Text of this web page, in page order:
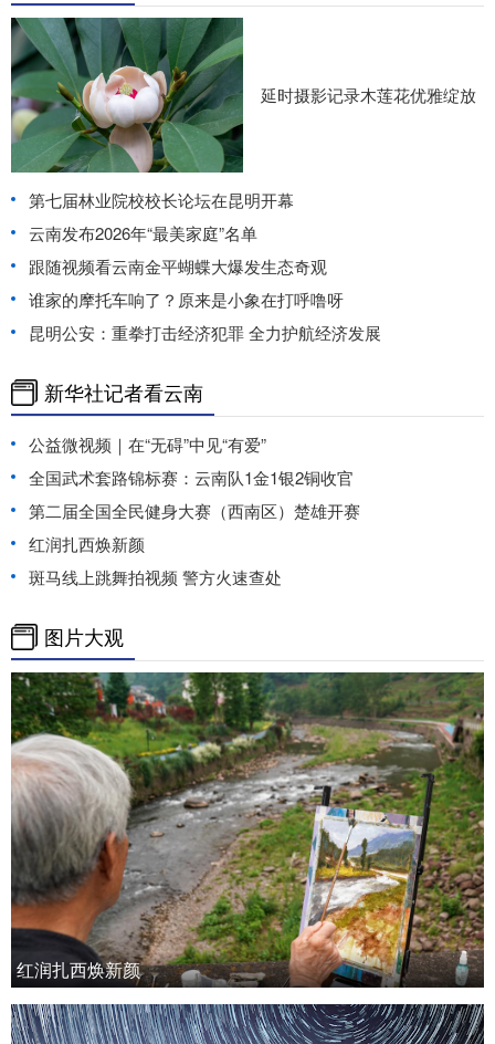
延时摄影记录木莲花优雅绽放
第七届林业院校校长论坛在昆明开幕
云南发布2026年“最美家庭”名单
跟随视频看云南金平蝴蝶大爆发生态奇观
谁家的摩托车响了？原来是小象在打呼噜呀
昆明公安：重拳打击经济犯罪 全力护航经济发展
新华社记者看云南
公益微视频｜在“无碍”中见“有爱”
全国武术套路锦标赛：云南队1金1银2铜收官
第二届全国全民健身大赛（西南区）楚雄开赛
红润扎西焕新颜
斑马线上跳舞拍视频 警方火速查处
图片大观
红润扎西焕新颜